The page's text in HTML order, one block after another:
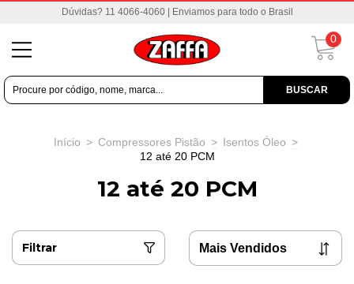
Dúvidas? 11 4066-4060 | Enviamos para todo o Brasil
BUSCAR
0
Início > Compressores Pistão > Isentos Óleo >
12 até 20 PCM
12 até 20 PCM
Filtrar